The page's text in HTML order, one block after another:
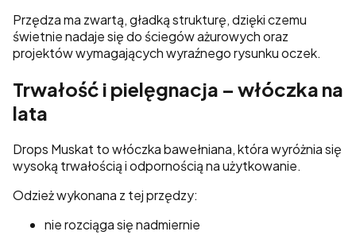
Przędza ma zwartą, gładką strukturę, dzięki czemu
świetnie nadaje się do ściegów ażurowych oraz
projektów wymagających wyraźnego rysunku oczek.
Trwałość i pielęgnacja – włóczka na
lata
Drops Muskat to włóczka bawełniana, która wyróżnia się
wysoką trwałością i odpornością na użytkowanie.
Odzież wykonana z tej przędzy:
nie rozciąga się nadmiernie